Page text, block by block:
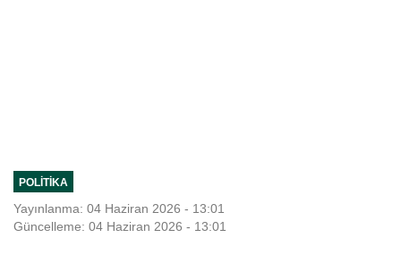
POLITIKA
Yayınlanma: 04 Haziran 2026 - 13:01
Güncelleme: 04 Haziran 2026 - 13:01